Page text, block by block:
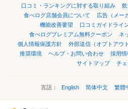
口コミ・ランキングに対する取り組み
食べログ店舗会員について
広告（メー
機能改善要望
口コミガイドライ
食べログプレミアム無料クーポン
ネ
個人情報保護方針
外部送信（オプトアウト
推奨環境
ヘルプ・お問い合わせ 採用情
サイトマップ
チ
言語： English 简体中文 繁體